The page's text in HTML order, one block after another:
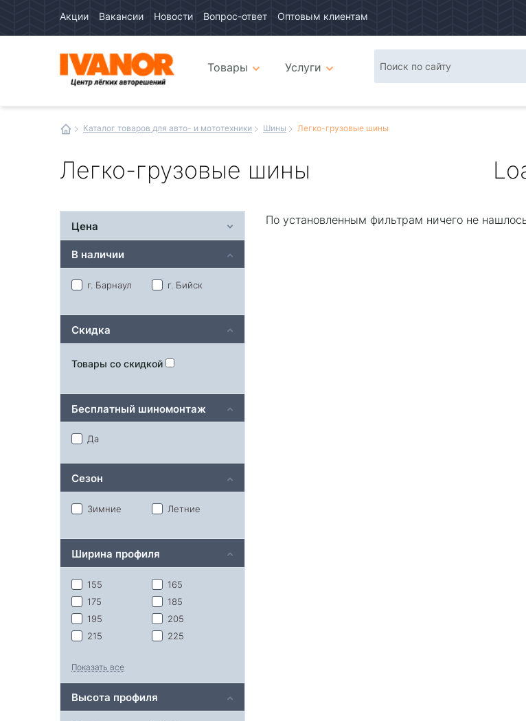
Акции Вакансии Новости Вопрос-ответ Оптовым клиентам
интернетТовары
Услуги
Каталог товаров для авто- и мототехники Шины Легко-грузовые шины
Легко-грузовые шины
По установленным фильтрам ничего не
Цена
В наличии
г. Барнаул г. Бийск
Скидка
Товары со скидкой
Бесплатный шиномонтаж
Да
Сезон
Зимние Летние
Ширина профиля
155
165
175
185
195
205
215
225
Показать все
Высота профиля